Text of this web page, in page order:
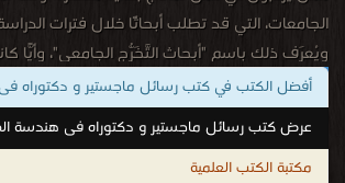
الجامعات، التي قد تطلب أبحاثًا خلال فترات
ويُعرَف ذلك باسم "أبحاث التَّخَرُّج الجامعي"، وأيًّا
المُراد تنفيذها، فإن قسم رسائل ماجستير و
زاخر بجميع ما يحتاج إليه الباحثون والباحثات فى
كتب رسائل ماجستير و دكتوراه فى هندسة
أفضل الكتب في كتب رسائل ماجستير و دكتوراه
عرض كتب رسائل ماجستير و دكتوراه فى هندسة
مكتبة الكتب العلمية